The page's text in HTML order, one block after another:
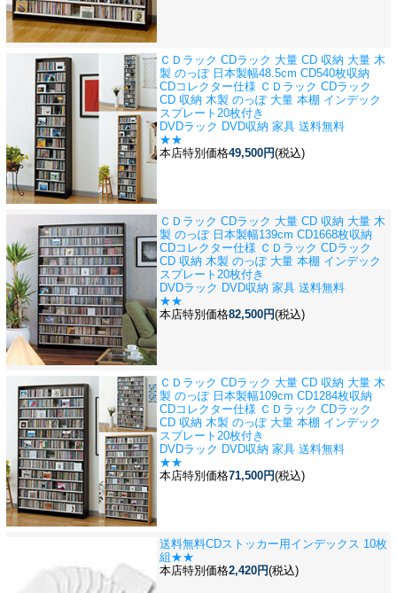
ＣＤラック CDラック 大量 CD 収納 大量 木
製 のっぽ 日本製幅48.5cm CD540枚収納
CDコレクター仕様 ＣＤラック CDラック
CD 収納 木製 のっぽ 大量 本棚 インデック
スプレート20枚付き
DVDラック DVD収納 家具 送料無料
★★
本店特別価格49,500円(税込)
ＣＤラック CDラック 大量 CD 収納 大量 木
製 のっぽ 日本製幅139cm CD1668枚収納
CDコレクター仕様 ＣＤラック CDラック
CD 収納 木製 のっぽ 大量 本棚 インデック
スプレート20枚付き
DVDラック DVD収納 家具 送料無料
★★
本店特別価格82,500円(税込)
ＣＤラック CDラック 大量 CD 収納 大量 木
製 のっぽ 日本製幅109cm CD1284枚収納
CDコレクター仕様 ＣＤラック CDラック
CD 収納 木製 のっぽ 大量 本棚 インデック
スプレート20枚付き
DVDラック DVD収納 家具 送料無料
★★
本店特別価格71,500円(税込)
送料無料CDストッカー用インデックス 10枚
組★★
本店特別価格2,420円(税込)